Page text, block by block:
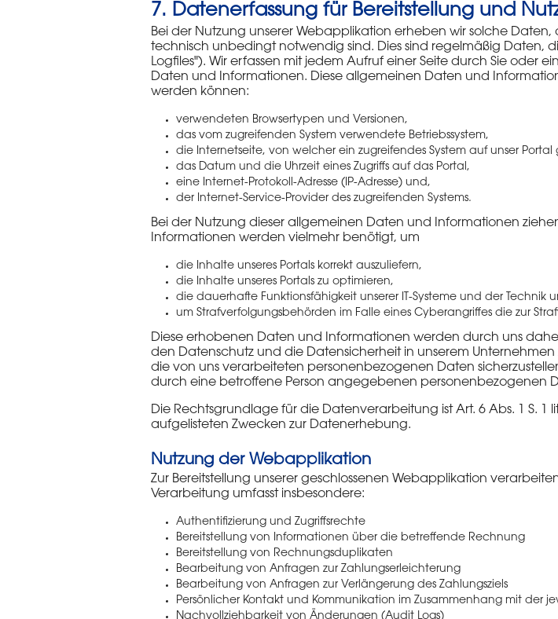
7. Datenerfassung für Bereitstellung und
Bei der Nutzung unserer Webapplikation erheben wir solche Daten,
technisch unbedingt notwendig sind. Dies sind regelmäßig Daten,
Logfiles"). Wir erfassen mit jedem Aufruf einer Seite durch Sie oder
Daten und Informationen. Diese allgemeinen Daten und
werden können:
verwendeten Browsertypen und Versionen,
das vom zugreifenden System verwendete Betriebssystem,
die Internetseite, von welcher ein zugreifendes System auf unser
das Datum und die Uhrzeit eines Zugriffs auf das Portal,
eine Internet-Protokoll-Adresse (IP-Adresse) und,
der Internet-Service-Provider des zugreifenden Systems.
Bei der Nutzung dieser allgemeinen Daten und Informationen
Informationen werden vielmehr benötigt, um
die Inhalte unseres Portals korrekt auszuliefern,
die Inhalte unseres Portals zu optimieren,
die dauerhafte Funktionsfähigkeit unserer IT-Systeme und der Technik
um Strafverfolgungsbehörden im Falle eines Cyberangriffes die zur
Diese erhobenen Daten und Informationen werden durch uns
den Datenschutz und die Datensicherheit in unserem
die von uns verarbeiteten personenbezogenen Daten
durch eine betroffene Person angegebenen personenbezogenen
Die Rechtsgrundlage für die Datenverarbeitung ist Art. 6 Abs. 1 S. 1
aufgelisteten Zwecken zur Datenerhebung.
Nutzung der Webapplikation
Zur Bereitstellung unserer geschlossenen Webapplikation
Verarbeitung umfasst insbesondere:
Authentifizierung und Zugriffsrechte
Bereitstellung von Informationen über die betreffende Rechnung
Bereitstellung von Rechnungsduplikaten
Bearbeitung von Anfragen zur Zahlungserleichterung
Bearbeitung von Anfragen zur Verlängerung des Zahlungsziels
Persönlicher Kontakt und Kommunikation im Zusammenhang mit der